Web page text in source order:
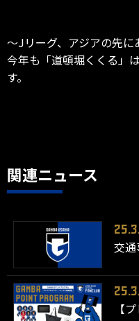
～Jリーグ、アジアの先
今年も「道頓堀くくる」
す。
関連ニュース
交
【